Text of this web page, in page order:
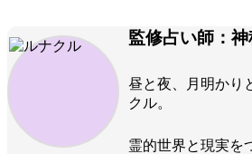
監修占い師：
昼と夜、月明か
クル。
霊的世界と現実を